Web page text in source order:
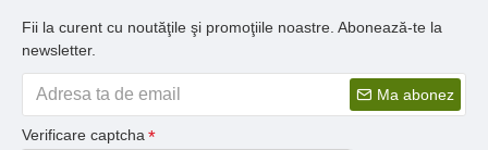
Fii la curent cu noutăţile şi promoţiile noastre. Abonează-te la
newsletter.
Ma abonez
Verificare captcha